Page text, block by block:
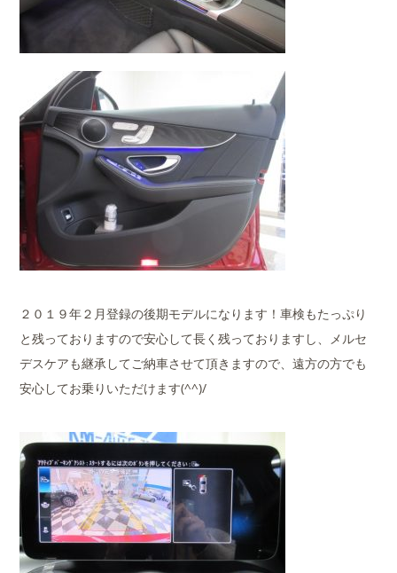
２０１９年２月登録の後期モデルになります！車検もたっぷり
と残っておりますので安心して長く残っておりますし、メルセ
デスケアも継承してご納車させて頂きますので、遠方の方でも
安心してお乗りいただけます(^^)/